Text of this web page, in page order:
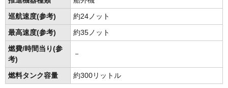
巡航速度(参考) 約24ノット
最高速度(参考) 約35ノット
燃費/時間当り(参
考)
－
燃料タンク容量 約300リットル